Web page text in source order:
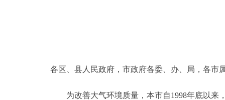
各区、县人民政府，市政府各委、办、局，各市
为改善大气环境质量，本市自1998年底以来